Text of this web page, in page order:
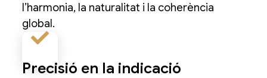
l’harmonia, la naturalitat i la coherència
global.
Precisió en la indicació